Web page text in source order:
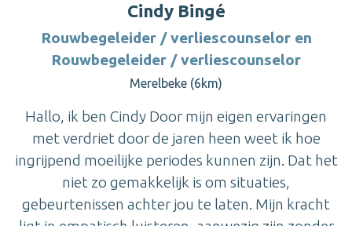
Cindy Bingé
Rouwbegeleider / verliescounselor en
Rouwbegeleider / verliescounselor
Merelbeke (6km)
Hallo, ik ben Cindy Door mijn eigen ervaringen
met verdriet door de jaren heen weet ik hoe
ingrijpend moeilijke periodes kunnen zijn. Dat het
niet zo gemakkelijk is om situaties,
gebeurtenissen achter jou te laten. Mijn kracht